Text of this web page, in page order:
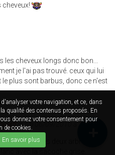
votre navigation, et ce, dans
qualité des contenus proposés. En
donnez votre consentement pour
de cookies.
En savoir plus
cheveux!
les cheveux longs donc bon...
je l'ai pas trouvé. ceux qui lui
plus sont barbus, donc ce n'est
le lun 06/09/2010 à 20h05
est entre les deux arbres à